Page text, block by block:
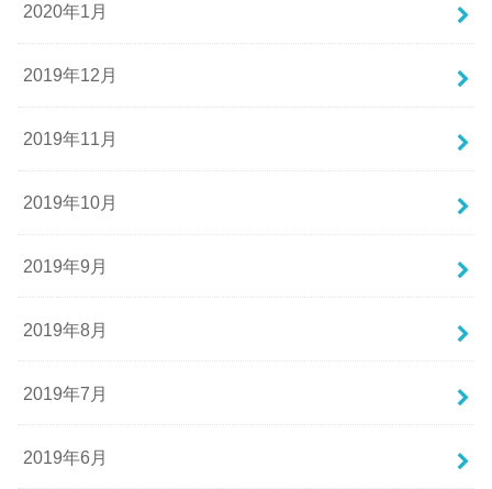
2020年1月
2019年12月
2019年11月
2019年10月
2019年9月
2019年8月
2019年7月
2019年6月